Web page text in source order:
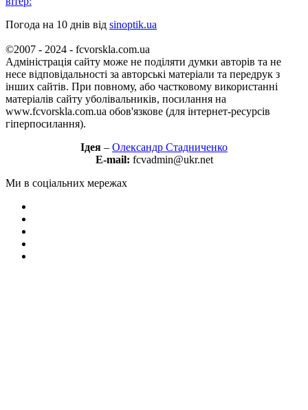
Погода на 10 днів від sinoptik.ua
©2007 - 2024 - fcvorskla.com.ua
Адміністрація сайту може не поділяти думки авторів та не
несе відповідальності за авторські матеріали та передрук з
інших сайтів. При повному, або частковому використанні
матеріалів сайту уболівальників, посилання на
www.fcvorskla.com.ua обов'язкове (для інтернет-ресурсів
гіперпосилання).
Ідея – Олександр Стадниченко
E-mail: fcvadmin@ukr.net
Ми в соціальних мережах